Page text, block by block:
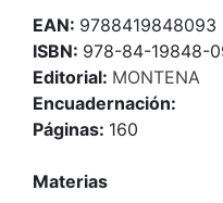
EAN: 9788419848093
ISBN: 978-84-19848-
Editorial: MONTENA
Encuadernación:
Páginas: 160
Materias